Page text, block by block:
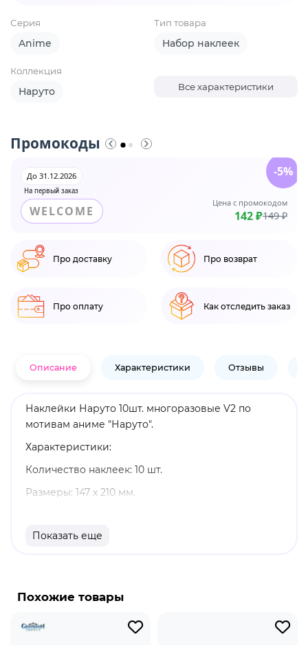
Серия
Anime
Тип товара
Набор наклеек
Коллекция
Наруто Все характеристики
Промокоды
На первый заказ
До 31.12.2026
WELCOME
Цена с промокодом
142 ₽149 ₽
-5%
Про доставку Про возврат
Про оплату Как отследить заказ
Описание Характеристики Отзывы
Наклейки Наруто 10шт. многоразовые V2 по
мотивам аниме "Наруто".
Характеристики:
Количество наклеек: 10 шт.
Размеры: 147 х 210 мм.
Оригинальный и официально лицензированный
Сёнэн-манга Масаси Кисимото, рассказывающая
подростка Наруто Удзумаки, мечтающего достичь
Показать еще
Похожие товары